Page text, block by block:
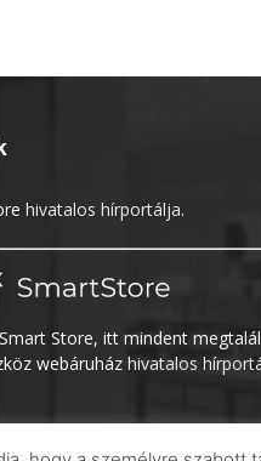
hivatalos hírportálja.
Store, itt mindent
webáruház hivatalos